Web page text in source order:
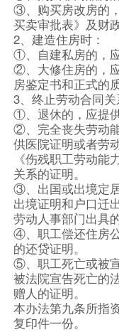
③、购买房改房的
买卖审批表》及财
2、建造住房时：
①、自建私房的，
②、大修住房的，
房鉴定书和正式的
3、终止劳动合同关
①、退休的，应提
②、完全丧失劳动
供医院证明或者劳
《伤残职工劳动能
关系的证明。
③、出国或出境定
出境证明和户口迁
劳动人事部门出具
④、职工偿还住房
的还贷证明。
⑤、职工死亡或被
被法院宣告死亡的
赠人的证明。
本办法第九条所指
复印件一份。